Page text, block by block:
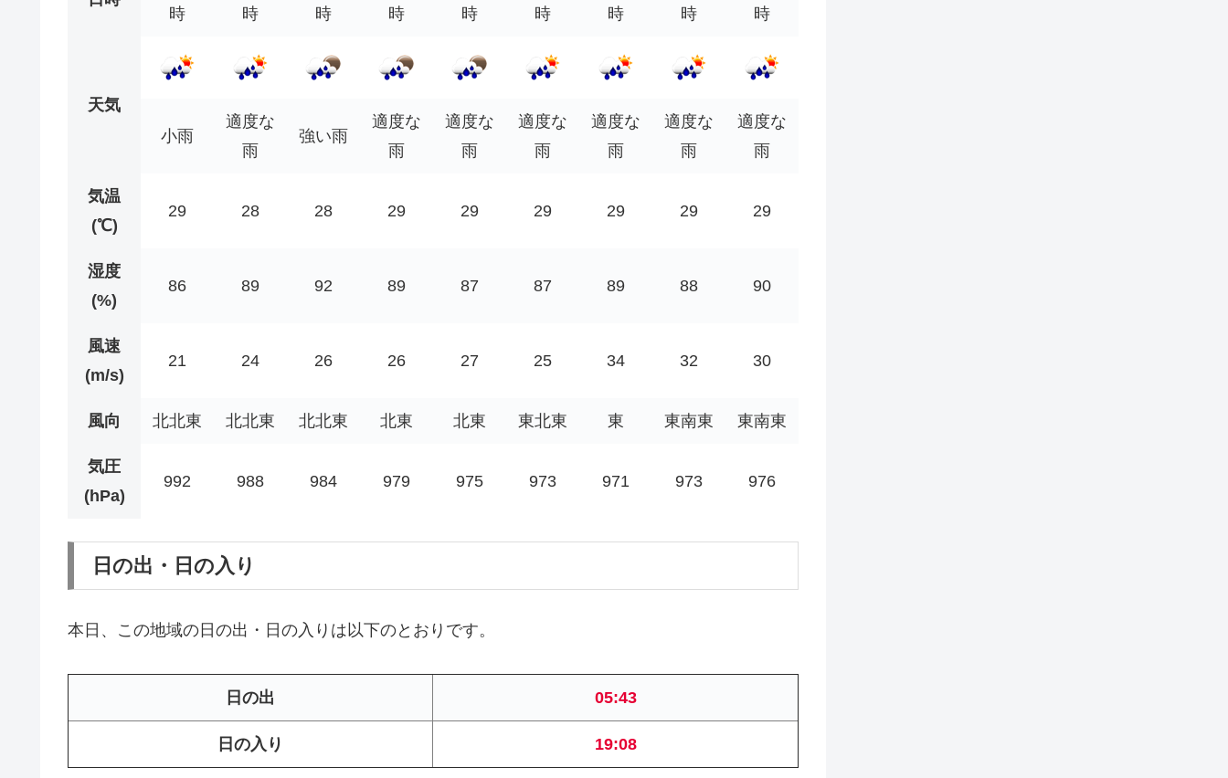
時
時
時
時
時
時
時
時
時
天気
小雨
適度な
雨
強い雨
適度な
雨
適度な
雨
適度な
雨
適度な
雨
適度な
雨
適度な
雨
気温
(℃)
29 28 28 29 29 29 29 29 29
湿度
(%)
86 89 92 89 87 87 89 88 90
風速
(m/s)
21 24 26 26 27 25 34 32 30
風向 北北東 北北東 北北東 北東 北東 東北東 東 東南東 東南東
気圧
(hPa)
992 988 984 979 975 973 971 973 976
日の出・日の入り
本日、この地域の日の出・日の入りは以下のとおりです。
日の出 05:43
日の入り 19:08